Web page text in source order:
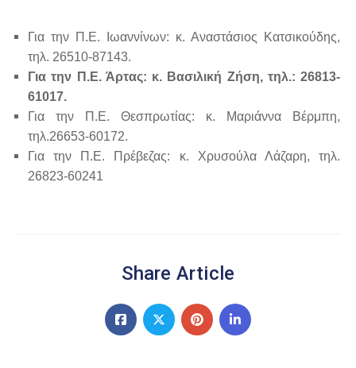
Για την Π.Ε. Ιωαννίνων: κ. Αναστάσιος Κατσικούδης,
τηλ. 26510-87143.
Για την Π.Ε. Άρτας: κ. Βασιλική Ζήση, τηλ.: 26813-
61017.
Για την Π.Ε. Θεσπρωτίας: κ. Μαριάννα Βέρμπη,
τηλ.26653-60172.
Για την Π.Ε. Πρέβεζας: κ. Χρυσούλα Λάζαρη, τηλ.
26823-60241
Share Article